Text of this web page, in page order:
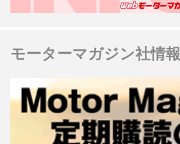
モーターマガジン社情報